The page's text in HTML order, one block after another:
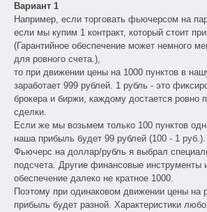
Вариант 1
Например, если торговать фьючерсом на
если мы купим 1 контракт, который стоит
(Гарантийное обеспечение может немного
для ровного счета.),
то при движении цены на 1000 пунктов в
заработает 999 рублей. 1 рубль - это
брокера и биржи, каждому достается ровно
сделки.
Если же мы возьмем только 100 пунктов
наша прибыль будет 99 рублей (100 - 1 руб.).
Фьючерс на доллар/рубль я выбрал
подсчета. Другие финансовые инструменты
обеспечение далеко не кратное 1000.
Поэтому при одинаковом движении цены на
прибыль будет разной. Характеристики